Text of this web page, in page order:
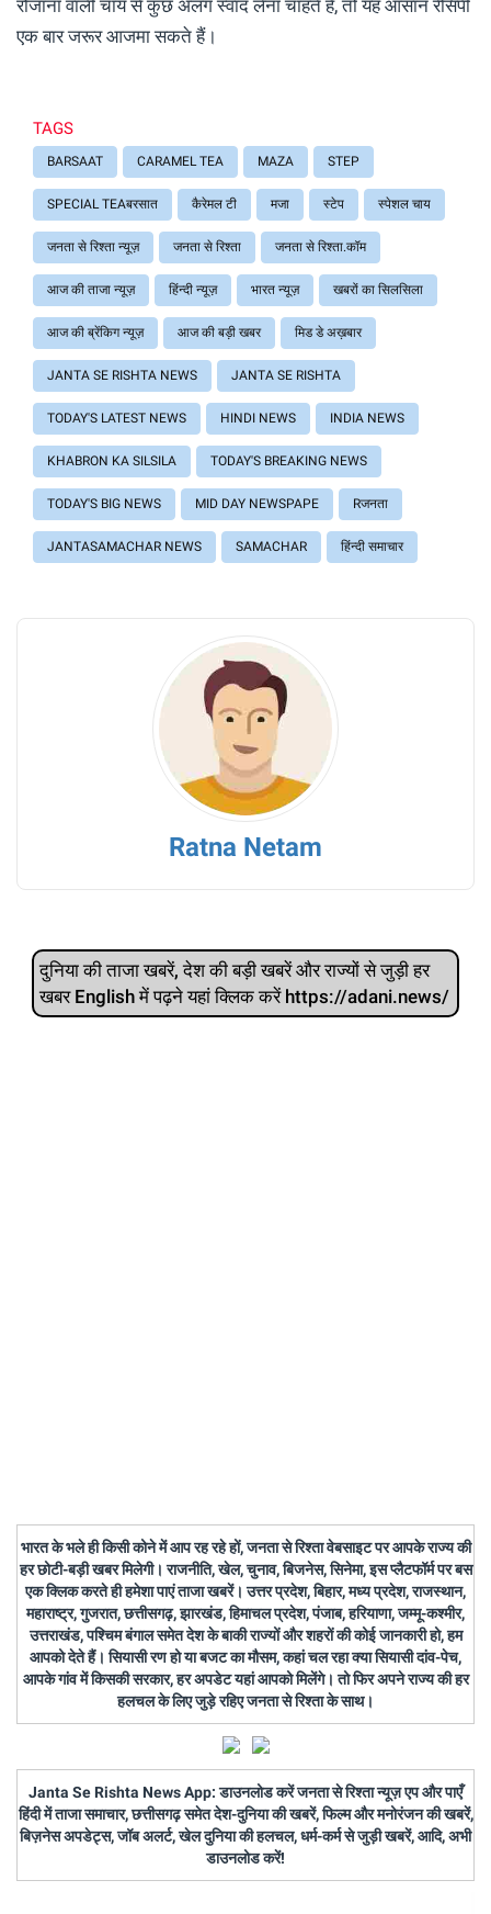
रोजाना वाली चाय से कुछ अलग स्वाद लेना चाहते हैं, तो यह आसान रेसिपी
एक बार जरूर आजमा सकते हैं।
TAGS
BARSAAT CARAMEL TEA MAZA STEP
SPECIAL TEAबरसात कैरेमल टी मजा स्टेप स्पेशल चाय
जनता से रिश्ता न्यूज़ जनता से रिश्ता जनता से रिश्ता.कॉम
आज की ताजा न्यूज़ हिंन्दी न्यूज़ भारत न्यूज़ खबरों का सिलसिला
आज की ब्रेंकिग न्यूज़ आज की बड़ी खबर मिड डे अख़बार
JANTA SE RISHTA NEWS JANTA SE RISHTA
TODAY'S LATEST NEWS HINDI NEWS INDIA NEWS
KHABRON KA SILSILA TODAY'S BREAKING NEWS
TODAY'S BIG NEWS MID DAY NEWSPAPE Rजनता
JANTASAMACHAR NEWS SAMACHAR हिंन्दी समाचार
Ratna Netam
दुनिया की ताजा खबरें, देश की बड़ी खबरें और राज्‍यों से जुड़ी हर
खबर English में पढ़ने यहां क्लिक करें https://adani.news/
भारत के भले ही किसी कोने में आप रह रहे हों, जनता से रिश्ता वेबसाइट पर आपके राज्य की
हर छोटी-बड़ी खबर मिलेगी। राजनीति, खेल, चुनाव, बिजनेस, सिनेमा, इस प्लैटफॉर्म पर बस
एक क्लिक करते ही हमेशा पाएं ताजा खबरें। उत्तर प्रदेश, बिहार, मध्य प्रदेश, राजस्थान,
महाराष्ट्र, गुजरात, छत्तीसगढ़, झारखंड, हिमाचल प्रदेश, पंजाब, हरियाणा, जम्मू-कश्मीर,
उत्तराखंड, पश्चिम बंगाल समेत देश के बाकी राज्यों और शहरों की कोई जानकारी हो, हम
आपको देते हैं। सियासी रण हो या बजट का मौसम, कहां चल रहा क्या सियासी दांव-पेच,
आपके गांव में किसकी सरकार, हर अपडेट यहां आपको मिलेंगे। तो फिर अपने राज्य की हर
हलचल के लिए जुड़े रहिए जनता से रिश्ता के साथ।
Janta Se Rishta News App: डाउनलोड करें जनता से रिश्ता न्यूज़ एप और पाएँ
हिंदी में ताजा समाचार, छत्तीसगढ़ समेत देश-दुनिया की खबरें, फिल्म और मनोरंजन की खबरें,
बिज़नेस अपडेट्स, जॉब अलर्ट, खेल दुनिया की हलचल, धर्म-कर्म से जुड़ी खबरें, आदि, अभी
डाउनलोड करें!